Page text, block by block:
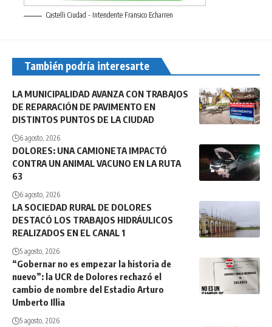
Castelli Ciudad - Intendente Fransico Echarren
También podría interesarte
LA MUNICIPALIDAD AVANZA CON TRABAJOS
DE REPARACIÓN DE PAVIMENTO EN
DISTINTOS PUNTOS DE LA CIUDAD
6 agosto, 2026
DOLORES: UNA CAMIONETA IMPACTÓ
CONTRA UN ANIMAL VACUNO EN LA RUTA
63
6 agosto, 2026
LA SOCIEDAD RURAL DE DOLORES
DESTACÓ LOS TRABAJOS HIDRÁULICOS
REALIZADOS EN EL CANAL 1
5 agosto, 2026
“Gobernar no es empezar la historia de
nuevo”: la UCR de Dolores rechazó el
cambio de nombre del Estadio Arturo
Umberto Illia
5 agosto, 2026